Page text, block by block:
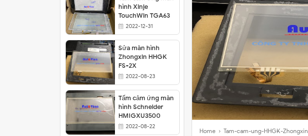
Sửa màn cảm ứng Samkoon SA-102A
Thay cảm ứng màn hình Buhler PC-Panel LCP-104
Tấm cảm ứng màn hình Xinje TouchWin TGA63
hình Xinje
TouchWin TGA63
2022-12-31
Sửa màn hình
Zhongxin HHGK
FS-2X
2022-08-23
Tấm cảm ứng màn
hình Schneider
HMIGXU3500
2022-08-22
Home › Tam-cam-ung-HHGK-Zhongxin